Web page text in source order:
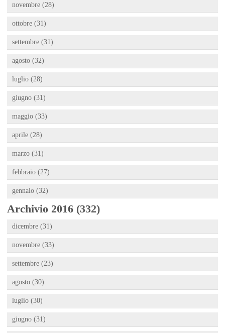
novembre (28)
ottobre (31)
settembre (31)
agosto (32)
luglio (28)
giugno (31)
maggio (33)
aprile (28)
marzo (31)
febbraio (27)
gennaio (32)
Archivio 2016 (332)
dicembre (31)
novembre (33)
settembre (23)
agosto (30)
luglio (30)
giugno (31)